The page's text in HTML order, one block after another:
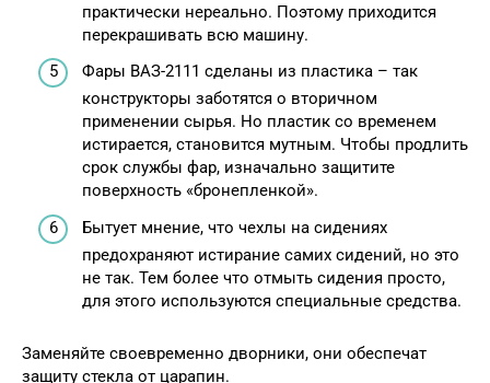
практически нереально. Поэтому приходится
перекрашивать всю машину.
Фары ВАЗ-2111 сделаны из пластика – так
конструкторы заботятся о вторичном
применении сырья. Но пластик со временем
истирается, становится мутным. Чтобы продлить
срок службы фар, изначально защитите
поверхность «бронепленкой».
Бытует мнение, что чехлы на сидениях
предохраняют истирание самих сидений, но это
не так. Тем более что отмыть сидения просто,
для этого используются специальные средства.
Заменяйте своевременно дворники, они обеспечат
защиту стекла от царапин.